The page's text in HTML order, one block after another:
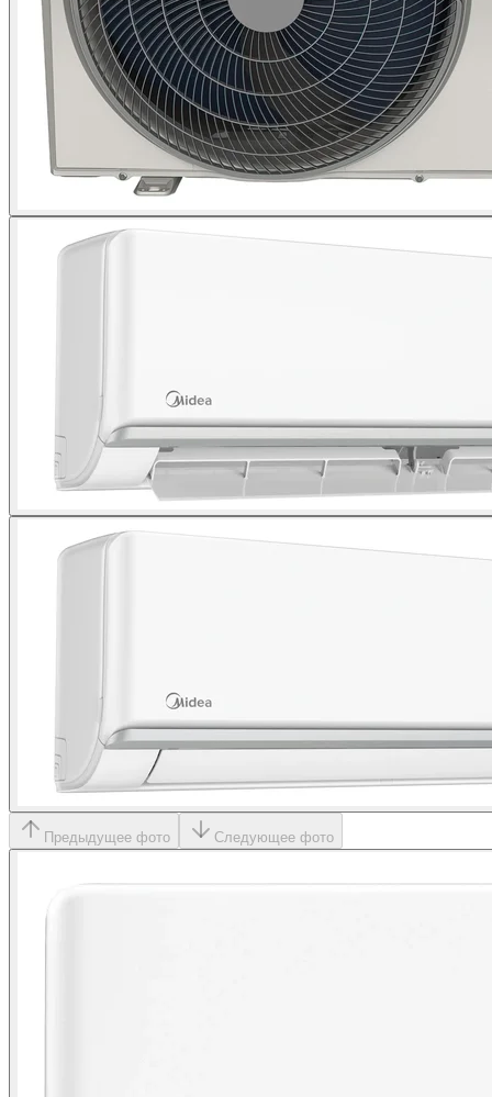
Предыдущее фото Следующее фото